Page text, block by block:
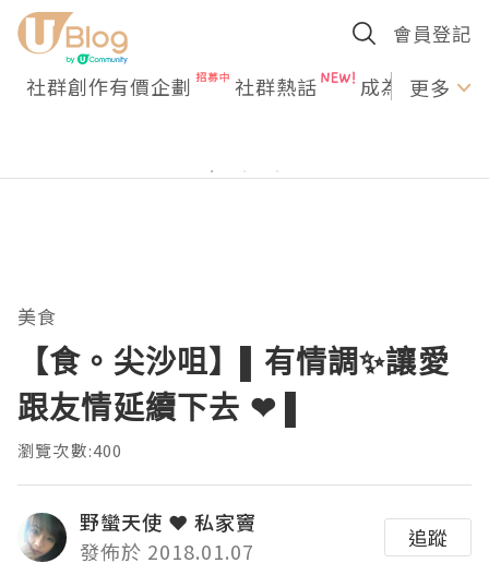
會員登記
社群創作有價企劃 社群熱話 成為U更多
美食
【食。尖沙咀】▌有情調✨讓愛
跟友情延續下去 ❤ ▌
瀏覽次數:400
野蠻天使 ❤ 私家竇
發佈於 2018.01.07
追蹤